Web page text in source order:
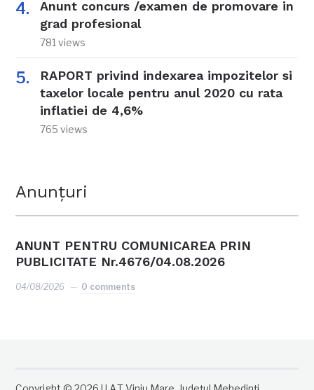
Anunt concurs /examen de promovare in
grad profesional
781 views
RAPORT privind indexarea impozitelor si
taxelor locale pentru anul 2020 cu rata
inflatiei de 4,6%
765 views
Anunțuri
ANUNT PENTRU COMUNICAREA PRIN
PUBLICITATE Nr.4676/04.08.2026
04/08/2026 0 comments